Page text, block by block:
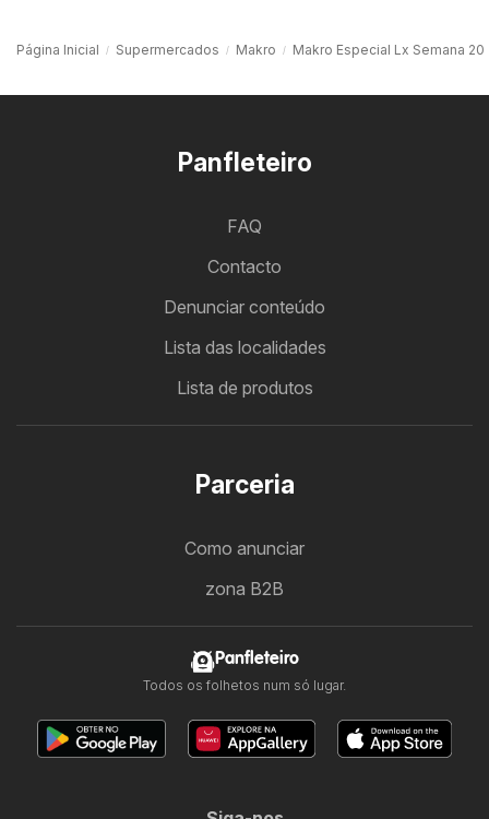
Página Inicial Supermercados Makro Makro Especial Lx Semana 20
Panfleteiro
FAQ
Contacto
Denunciar conteúdo
Lista das localidades
Lista de produtos
Parceria
Como anunciar
zona B2B
Panfleteiro
Todos os folhetos num só lugar.